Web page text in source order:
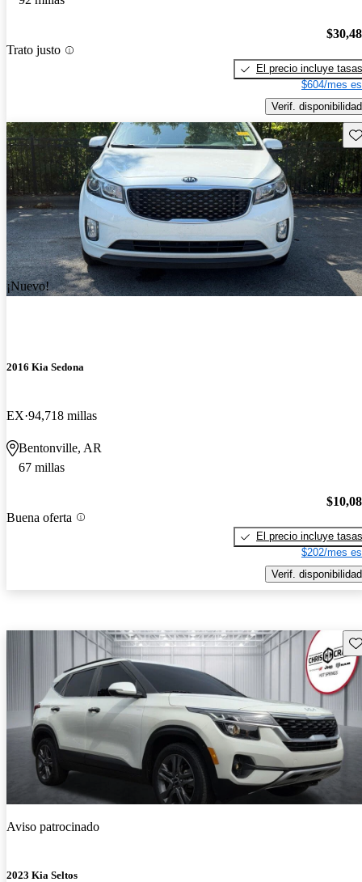
Trato justo
El precio incluye tasas
$604/mes
Verif. disponibilidad
¡Nuevo!
2016 Kia Sedona
EX 94,718 millas
Bentonville, AR
67 millas
Buena oferta
El precio incluye tasas
$202/mes
Verif. disponibilidad
Aviso patrocinado
2023 Kia Seltos